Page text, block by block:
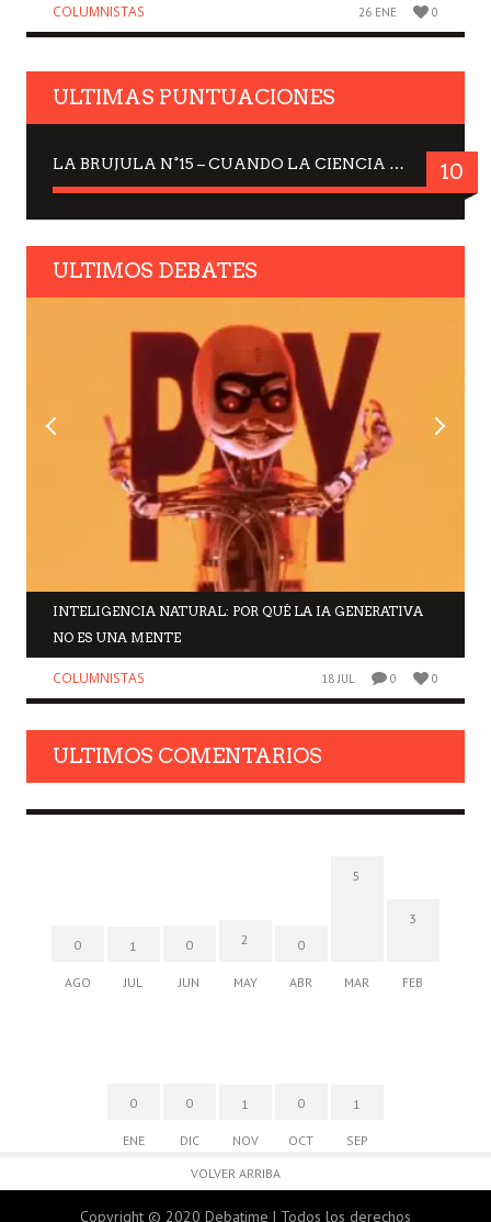
COLUMNISTAS 26 ENE 0
ULTIMAS PUNTUACIONES
LA BRUJULA N°15 – CUANDO LA CIENCIA MIRA AL CIELO, DRA. ELISABETH KÜBLER-ROSS 10
ULTIMOS DEBATES
INTELIGENCIA NATURAL: POR QUÉ LA IA GENERATIVA
NO ES UNA MENTE
COLUMNISTAS 18 JUL 0 0
ULTIMOS COMENTARIOS
0
AGO
1
JUL
0
JUN
2
MAY
0
ABR
5
MAR
3
FEB
0
ENE
0
DIC
1
NOV
0
OCT
1
SEP
VOLVER ARRIBA
Copyright © 2020 Debatime | Todos los derechos